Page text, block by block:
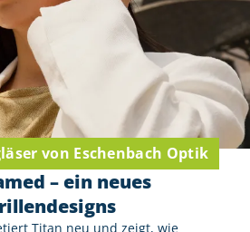
von Eschenbach Optik
– ein neues
Titan neu und zeigt, wie